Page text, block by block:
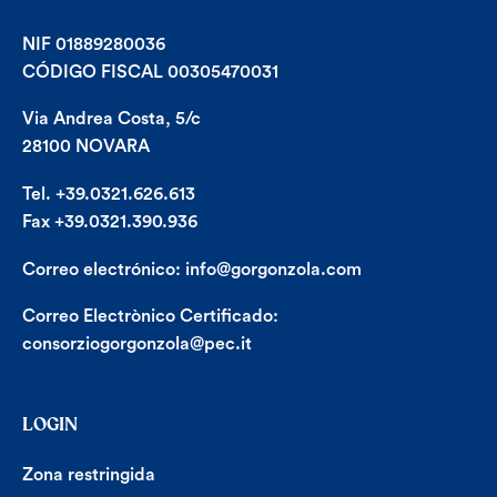
NIF 01889280036
CÓDIGO FISCAL 00305470031
Via Andrea Costa, 5/c
28100 NOVARA
Tel. +39.0321.626.613
Fax +39.0321.390.936
Correo electrónico: info@gorgonzola.com
Correo Electrònico Certificado:
consorziogorgonzola@pec.it
LOGIN
Zona restringida